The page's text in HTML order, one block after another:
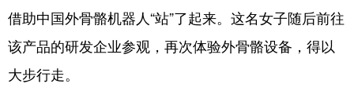
借助中国外骨骼机器人“站”了起来。这名女子随后前往
该产品的研发企业参观，再次体验外骨骼设备，得以
大步行走。